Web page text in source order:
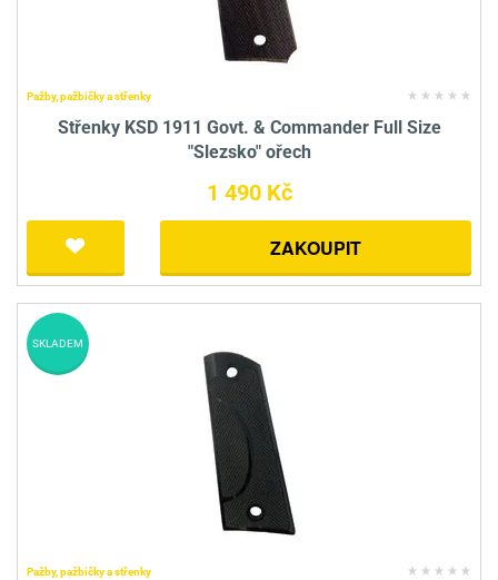
Pažby, pažbičky a střenky
Střenky KSD 1911 Govt. & Commander Full Size
"Slezsko" ořech
1 490 Kč
ZAKOUPIT
Pažby, pažbičky a střenky
SKLADEM